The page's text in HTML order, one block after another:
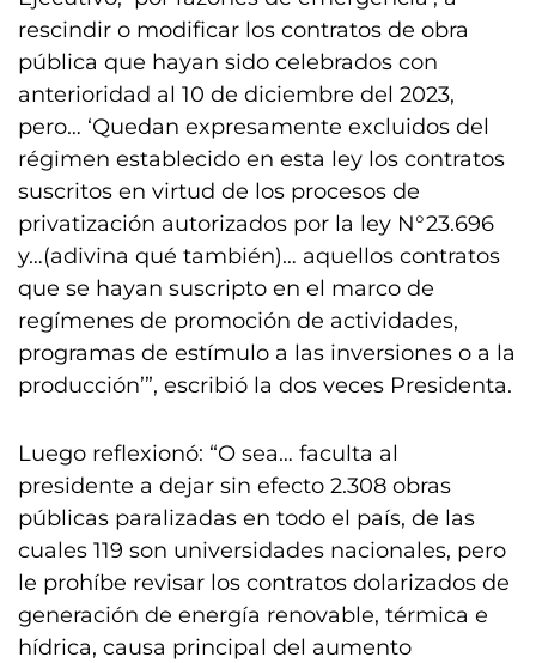
rescindir o modificar los contratos de obra
pública que hayan sido celebrados con
anterioridad al 10 de diciembre del 2023,
pero… ‘Quedan expresamente excluidos del
régimen establecido en esta ley los contratos
suscritos en virtud de los procesos de
privatización autorizados por la ley N°23.696
y…(adivina qué también)… aquellos contratos
que se hayan suscripto en el marco de
regímenes de promoción de actividades,
programas de estímulo a las inversiones o a la
producción’”, escribió la dos veces Presidenta.
Luego reflexionó: “O sea… faculta al
presidente a dejar sin efecto 2.308 obras
públicas paralizadas en todo el país, de las
cuales 119 son universidades nacionales, pero
le prohíbe revisar los contratos dolarizados de
generación de energía renovable, térmica e
hídrica, causa principal del aumento